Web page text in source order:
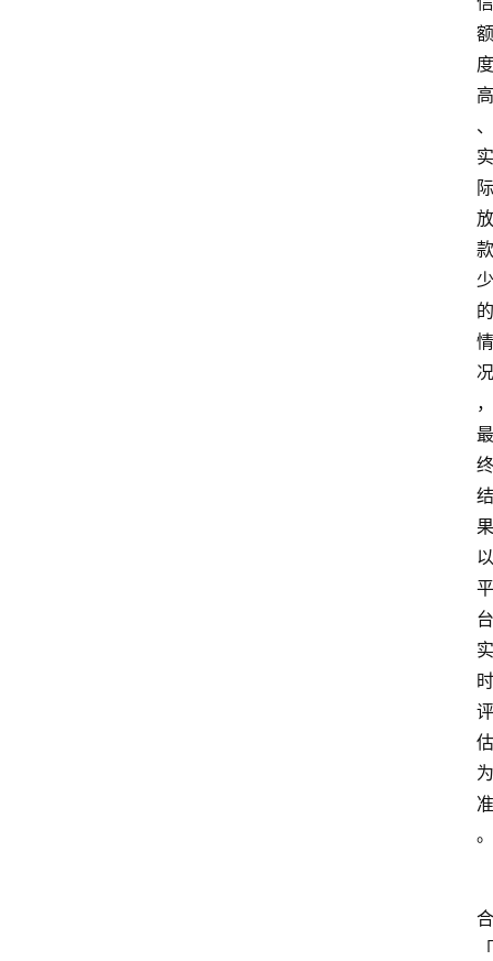
额
度
高
、
实
际
放
款
少
的
情
况
，
最
终
结
果
以
平
台
实
时
评
估
为
准
。
合
「